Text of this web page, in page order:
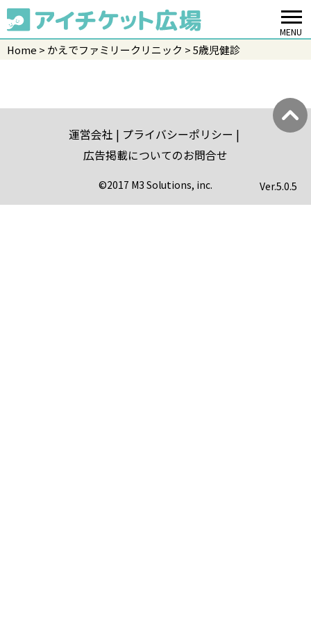
MENU
Home かえでファミリークリニック 5歳児健診
運営会社
プライバシーポリシー
広告掲載についてのお問合せ
©2017 M3 Solutions, inc. Ver.5.0.5